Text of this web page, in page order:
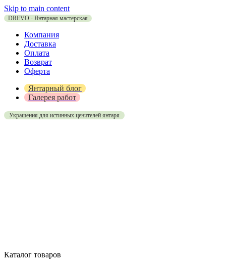
Skip to main content
DREVO - Янтарная мастерская
Компания
Доставка
Оплата
Возврат
Оферта
Янтарный блог
Галерея работ
Украшения для истинных ценителей янтаря
Каталог товаров